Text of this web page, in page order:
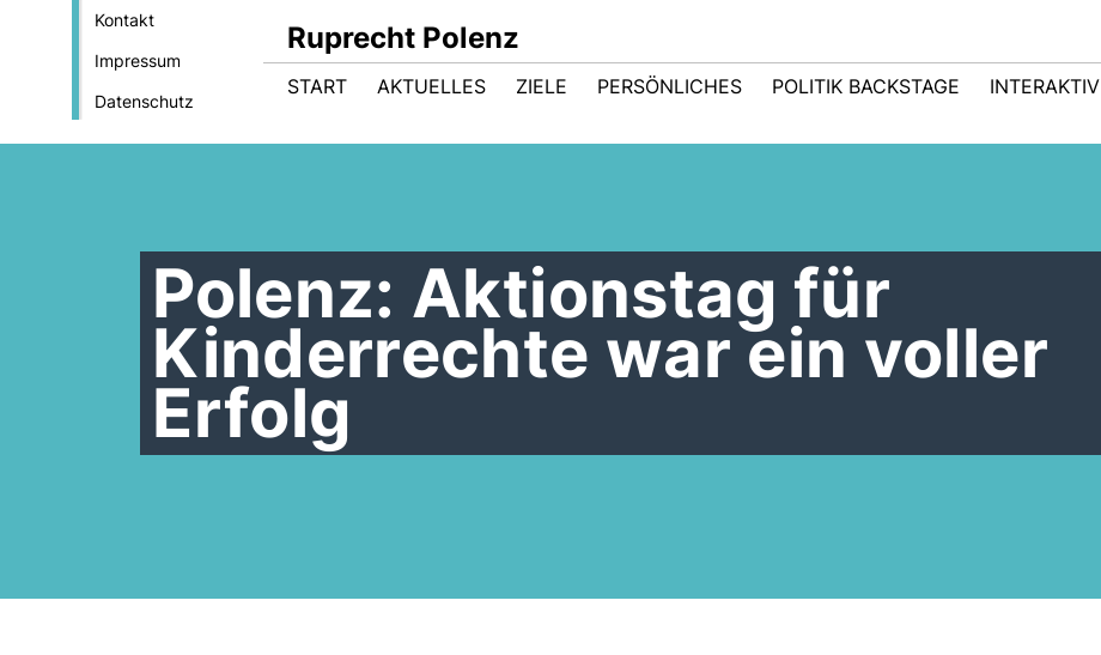
Kontakt
Impressum
Datenschutz
Ruprecht Polenz
START AKTUELLES ZIELE PERSÖNLICHES POLITIK BACKSTAGE INTERAKTIV
Polenz: Aktionstag für
Kinderrechte war ein voller
Erfolg